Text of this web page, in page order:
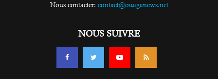
Nous contacter: contact@ouaganews.net
NOUS SUIVRE